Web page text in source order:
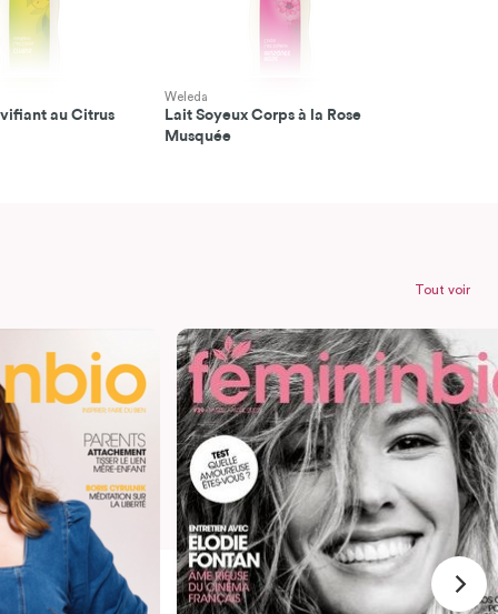
au Citrus
Weleda
Lait Soyeux Corps à la Rose
Musquée
Tout voir